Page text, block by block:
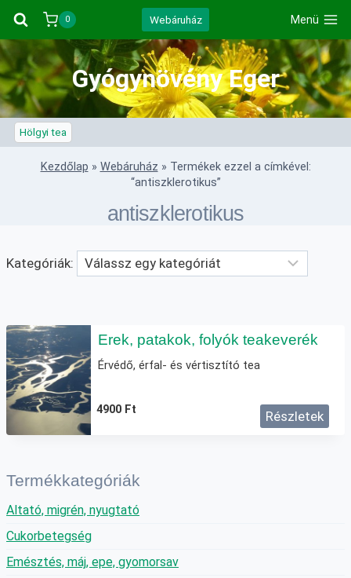
Skip
content
0 Webáruház Menü
Gyógynövény Eger
Hölgyi tea
Kezdőlap » Webáruház » Termékek ezzel a címkével:
“antiszklerotikus”
antiszklerotikus
Kategóriák:
Erek, patakok, folyók teakeverék
Érvédő, érfal- és vértisztító tea
4900 Ft Részletek
Termékkategóriák
Altató, migrén, nyugtató
Cukorbetegség
Emésztés, máj, epe, gyomorsav